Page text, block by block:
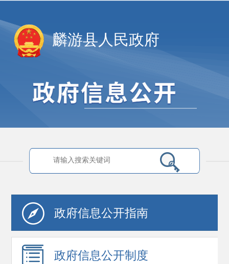
麟游县人民政府
政府信息公开指南
政府信息公开制度